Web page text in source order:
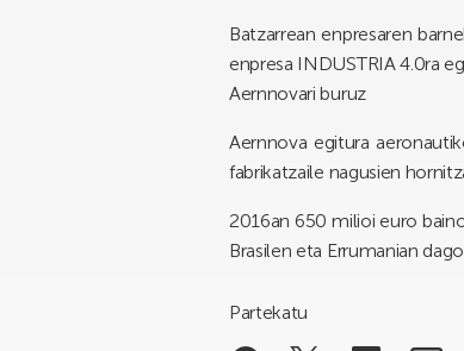
Batzarrean enpresaren
enpresa INDUSTRIA 4.0ra
Aernnovari buruz
Aernnova egitura
fabrikatzaile nagusien
2016an 650 milioi euro
Brasilen eta Errumanian
Partekatu